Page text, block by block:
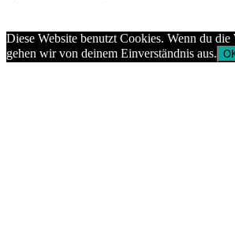
Diese Website benutzt Cookies. Wenn du die
gehen wir von deinem Einverständnis aus.